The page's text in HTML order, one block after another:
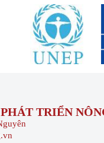
TRIỂN